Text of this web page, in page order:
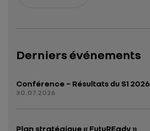
Derniers événements
Conférence – Résultats du S1 2026
30.07.2026
Plan stratégique « FutuREady »